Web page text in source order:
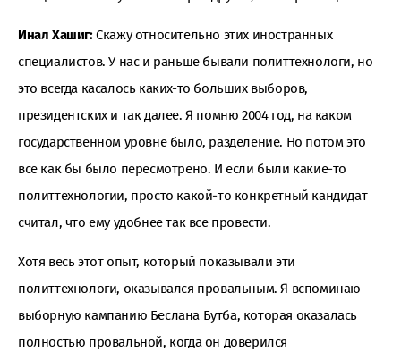
Инал Хашиг:Скажу относительно этих иностранных
специалистов. У нас и раньше бывали политтехнологи, но
это всегда касалось каких-то больших выборов,
президентских и так далее. Я помню 2004 год, на каком
государственном уровне было, разделение. Но потом это
все как бы было пересмотрено. И если были какие-то
политтехнологии, просто какой-то конкретный кандидат
считал, что ему удобнее так все провести.
Хотя весь этот опыт, который показывали эти
политтехнологи, оказывался провальным. Я вспоминаю
выборную кампанию Беслана Бутба, которая оказалась
полностью провальной, когда он доверился